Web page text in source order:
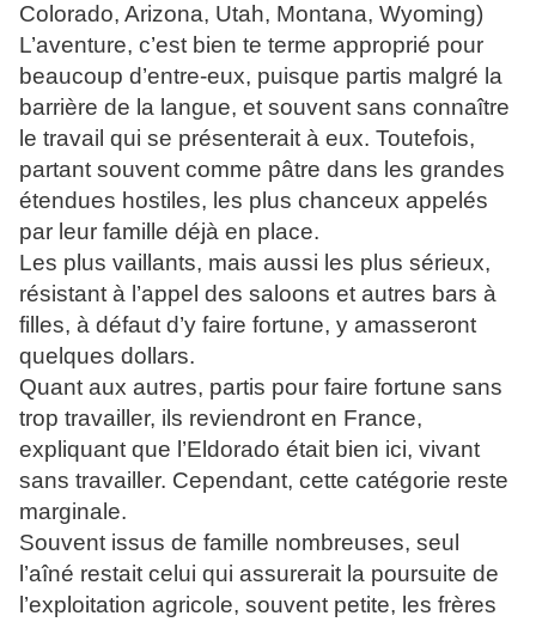
Colorado, Arizona, Utah, Montana, Wyoming)
L’aventure, c’est bien te terme approprié pour
beaucoup d’entre-eux, puisque partis malgré la
barrière de la langue, et souvent sans connaître
le travail qui se présenterait à eux. Toutefois,
partant souvent comme pâtre dans les grandes
étendues hostiles, les plus chanceux appelés
par leur famille déjà en place.
Les plus vaillants, mais aussi les plus sérieux,
résistant à l’appel des saloons et autres bars à
filles, à défaut d’y faire fortune, y amasseront
quelques dollars.
Quant aux autres, partis pour faire fortune sans
trop travailler, ils reviendront en France,
expliquant que l’Eldorado était bien ici, vivant
sans travailler. Cependant, cette catégorie reste
marginale.
Souvent issus de famille nombreuses, seul
l’aîné restait celui qui assurerait la poursuite de
l’exploitation agricole, souvent petite, les frères